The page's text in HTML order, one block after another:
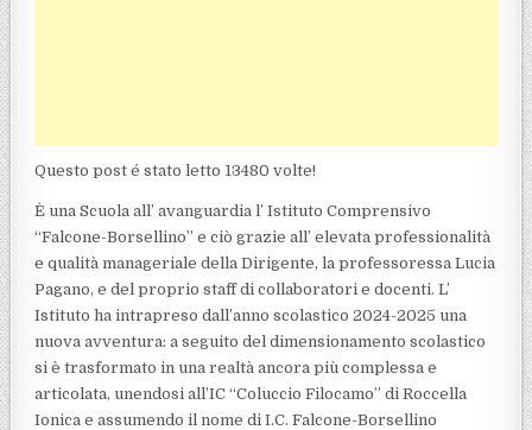
Questo post é stato letto 13480 volte!
È una Scuola all’ avanguardia l’ Istituto Comprensivo
“Falcone-Borsellino” e ciò grazie all’ elevata professionalità
e qualità manageriale della Dirigente, la professoressa Lucia
Pagano, e del proprio staff di collaboratori e docenti. L’
Istituto ha intrapreso dall’anno scolastico 2024-2025 una
nuova avventura: a seguito del dimensionamento scolastico
si è trasformato in una realtà ancora più complessa e
articolata, unendosi all’IC “Coluccio Filocamo” di Roccella
Ionica e assumendo il nome di I.C. Falcone-Borsellino